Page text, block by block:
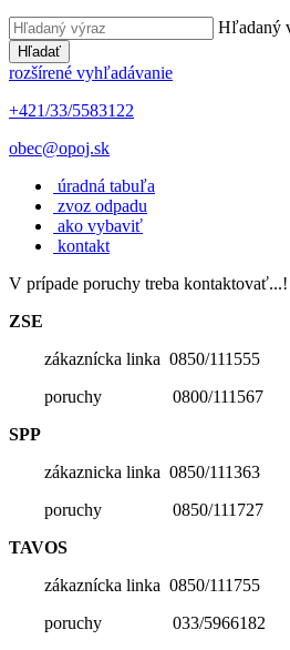
Hľadaný
Hľadať
rozšírené vyhľadávanie
+421/33/5583122
obec@opoj.sk
úradná tabuľa
zvoz odpadu
ako vybaviť
kontakt
V prípade poruchy treba kontaktovať...!
ZSE
zákaznícka linka 0850/111555
poruchy 0800/111567
SPP
zákaznicka linka 0850/111363
poruchy 0850/111727
TAVOS
zákaznícka linka 0850/111755
poruchy 033/5966182